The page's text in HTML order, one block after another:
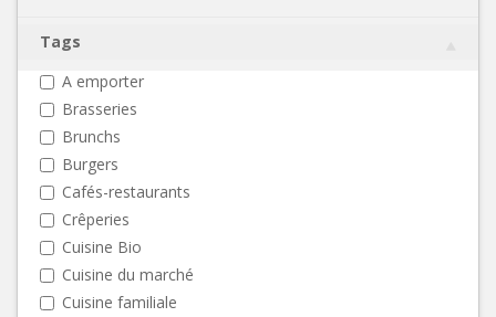
Tags
A emporter
Brasseries
Brunchs
Burgers
Cafés-restaurants
Crêperies
Cuisine Bio
Cuisine du marché
Cuisine familiale